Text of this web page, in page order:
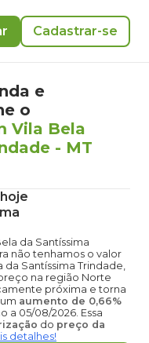
Cadastrar-se
e
o
Vila Bela
- MT
da Santíssima
não tenhamos o valor
Santíssima Trindade,
na região Norte
próxima e torna
aumento de 0,66%
a 05/08/2026. Essa
do preço da
detalhes!